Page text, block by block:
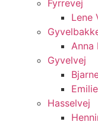
Fyrrevej
Lene
Anna
Gyvelvej
Hasselvej